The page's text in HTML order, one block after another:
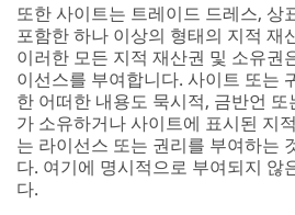
또한 사이트는 트레이드 드레스, 상
포함한 하나 이상의 형태의 지적 재
이러한 모든 지적 재산권 및 소유권
이선스를 부여합니다. 사이트 또는
한 어떠한 내용도 묵시적, 금반언
가 소유하거나 사이트에 표시된 지
는 라이선스 또는 권리를 부여하는
다. 여기에 명시적으로 부여되지 않
다.